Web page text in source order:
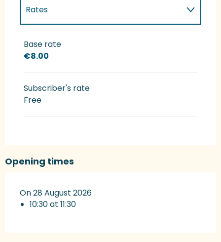
Rates
Rates 2027
Base rate
€8.00
Subscriber's rate
Free
Opening times
On 28 August 2026
10:30 at 11:30